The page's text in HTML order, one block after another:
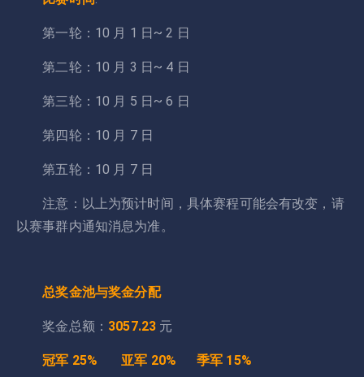
第一轮：10 月 1 日~ 2 日
第二轮：10 月 3 日~ 4 日
第三轮：10 月 5 日~ 6 日
第四轮：10 月 7 日
第五轮：10 月 7 日
注意：以上为预计时间，具体赛程可能会有改变，请
以赛事群内通知消息为准。
总奖金池与奖金分配
奖金总额： 3057.23 元
冠军 25% 亚军 20% 季军 15%